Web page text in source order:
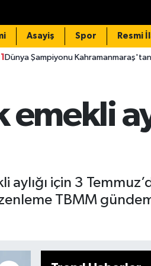
Asayiş Spor Resmi
Kahramanmaraş'tan! İsveç'te Türk
aylığı için 3
TBMM